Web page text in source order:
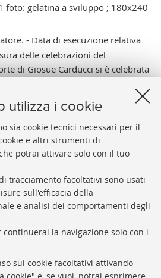
utilizza i cookie
sia cookie tecnici necessari per il
e altri strumenti di
potrai attivare solo con il tuo
tracciamento facoltativi sono usati
sull'efficacia della
e analisi dei comportamenti degli
la navigazione solo con i
sui cookie facoltativi attivando
foto: gelatina a sviluppo ; 180x240
- Data di esecuzione relativa
delle celebrazioni del
di Giosue Carducci si è celebrata
Carducci e presidente della
Bedarida professore di lingua e
Sorbonne di Parigi.
SebinaOpac/.do?
prof. Roberto Balzani